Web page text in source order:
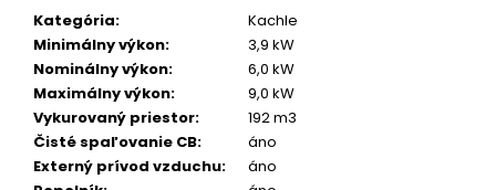
Kategória:
Kachle
Minimálny výkon:
3,9 kW
Nominálny výkon:
6,0 kW
Maximálny výkon:
9,0 kW
Vykurovaný priestor:
192 m3
Čisté spaľovanie CB:
áno
Externý prívod vzduchu:
áno
ú
č
a
m
e